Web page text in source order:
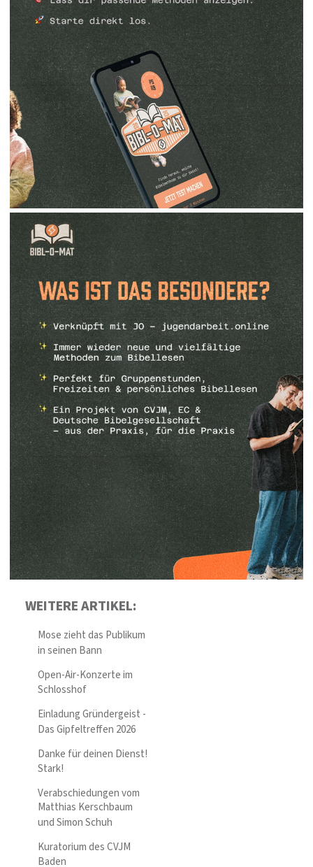
WEITERE ARTIKEL:
Mose zieht das Publikum
in seinen Bann
Open-Air-Konzerte im
Schlosshof
Einladung Gründergeist -
Das Gipfeltreffen 2026
Danke für deinen Dienst!
Stark!
Verabschiedungen vom
Matthias Kerschbaum
und Simon Schuh
Kuratorium des CVJM
Baden